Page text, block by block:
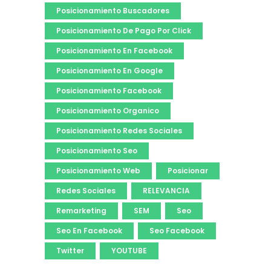
Posicionamiento Buscadores
Posicionamiento De Pago Por Click
Posicionamiento En Facebook
Posicionamiento En Google
Posicionamiento Facebook
Posicionamiento Organico
Posicionamiento Redes Sociales
Posicionamiento Seo
Posicionamiento Web
Posicionar
Redes Sociales
RELEVANCIA
Remarketing
SEM
Seo
Seo En Facebook
Seo Facebook
Twitter
YOUTUBE